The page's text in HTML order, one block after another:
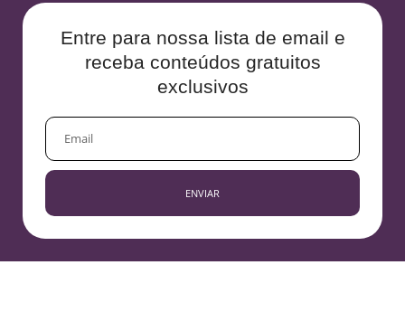
Entre para nossa lista de email e
receba conteúdos gratuitos
exclusivos
EMAIL
ENVIAR